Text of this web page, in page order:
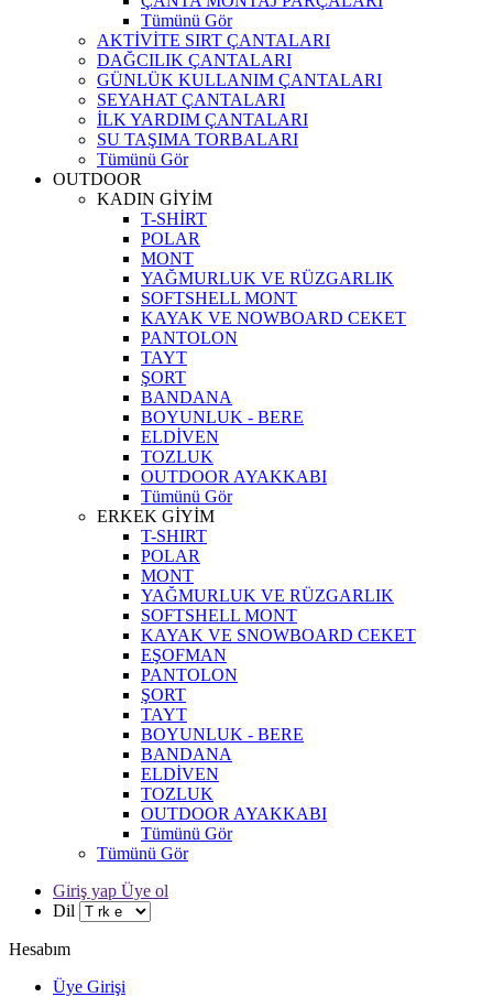
Tümünü Gör
AKTİVİTE SIRT ÇANTALARI
DAĞCILIK ÇANTALARI
GÜNLÜK KULLANIM ÇANTALARI
SEYAHAT ÇANTALARI
İLK YARDIM ÇANTALARI
SU TAŞIMA TORBALARI
Tümünü Gör
OUTDOOR
KADIN GİYİM
T-SHİRT
POLAR
MONT
YAĞMURLUK VE RÜZGARLIK
SOFTSHELL MONT
KAYAK VE NOWBOARD CEKET
PANTOLON
TAYT
ŞORT
BANDANA
BOYUNLUK - BERE
ELDİVEN
TOZLUK
OUTDOOR AYAKKABI
Tümünü Gör
ERKEK GİYİM
T-SHIRT
POLAR
MONT
YAĞMURLUK VE RÜZGARLIK
SOFTSHELL MONT
KAYAK VE SNOWBOARD CEKET
EŞOFMAN
PANTOLON
ŞORT
TAYT
BOYUNLUK - BERE
BANDANA
ELDİVEN
TOZLUK
OUTDOOR AYAKKABI
Tümünü Gör
Tümünü Gör
Giriş yap Üye ol
Dil
Hesabım
Üye Girişi